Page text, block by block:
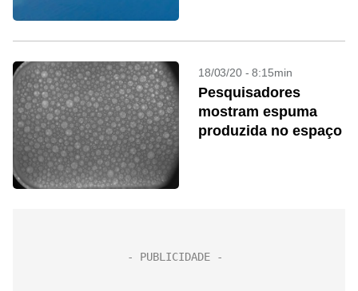
18/03/20 - 8:15min
Pesquisadores
mostram espuma
produzida no espaço